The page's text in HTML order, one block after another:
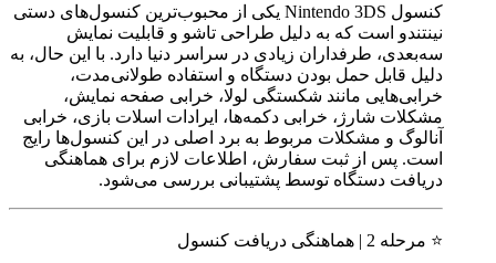
کنسول Nintendo 3DS یکی از محبوب‌ترین کنسول‌های دستی
نینتندو است که به دلیل طراحی تاشو و قابلیت نمایش
سه‌بعدی، طرفداران زیادی در سراسر دنیا دارد. با این حال، به
دلیل قابل حمل بودن دستگاه و استفاده طولانی‌مدت،
خرابی‌هایی مانند شکستگی لولا، خرابی صفحه نمایش،
مشکلات شارژ، خرابی دکمه‌ها، ایرادات اسلات بازی، خرابی
آنالوگ و مشکلات مربوط به برد اصلی در این کنسول‌ها رایج
است. پس از ثبت سفارش، اطلاعات لازم برای هماهنگی
دریافت دستگاه توسط پشتیبانی بررسی می‌شود.
⭐ مرحله 2 | هماهنگی دریافت کنسول